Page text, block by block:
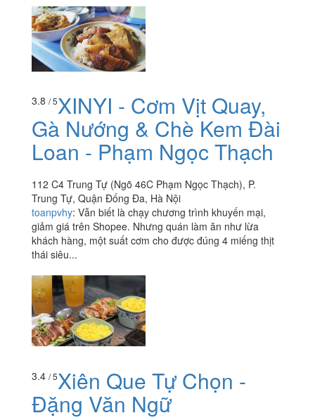
3.8 / 5XINYI - Cơm Vịt Quay,
Gà Nướng & Chè Kem Đài
Loan - Phạm Ngọc Thạch
112 C4 Trung Tự (Ngõ 46C Phạm Ngọc Thạch), P.
Trung Tự, Quận Đống Đa, Hà Nội
toanpvhy: Vẫn biết là chạy chương trình khuyến mại,
giảm giá trên Shopee. Nhưng quán làm ăn như lừa
khách hàng, một suất cơm cho được đúng 4 miếng thịt
thái siêu...
3.4 / 5Xiên Que Tự Chọn -
Đặng Văn Ngữ